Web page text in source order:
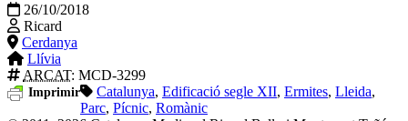
26/10/2018
Ricard
Cerdanya
Llívia
ARCAT: MCD-3299
Imprimir Catalunya, Edificació segle XII, Ermites, Lleida,
Parc, Pícnic, Romànic